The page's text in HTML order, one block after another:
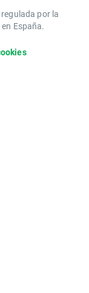
por la
España.